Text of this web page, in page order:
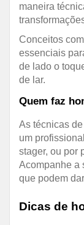
maneira
Conceitos
essenciais
de lado o
de lar.
Quem faz
As técnicas
um
stager, ou por
Acompanhe a
que podem
Dicas de